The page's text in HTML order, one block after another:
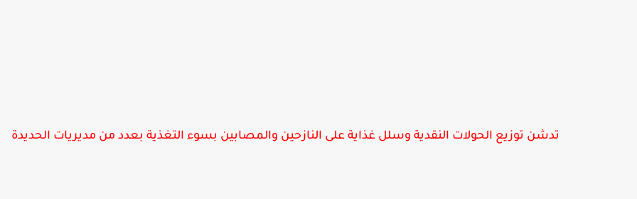
تدشن توزيع الحولات النقدية وسلل غذاية على النازحين والمصابين بسوء التغذية بعدد من مديريات الحديدة